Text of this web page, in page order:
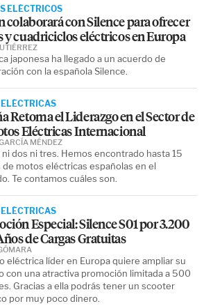
ELÉCTRICOS
colaborará con Silence para ofrecer
y cuadriciclos eléctricos en Europa
japonesa ha llegado a un acuerdo de
con la española Silence.
ELÉCTRICAS
Retoma el Liderazgo en el Sector de
Eléctricas Internacional
ni dos ni tres. Hemos encontrado hasta 15
de motos eléctricas españolas en el
Te contamos cuáles son.
MÉNDEZ
ELÉCTRICAS
Especial: Silence S01 por 3.200
de Cargas Gratuitas
eléctrica líder en Europa quiere ampliar su
con una atractiva promoción limitada a 500
Gracias a ella podrás tener un scooter
por muy poco dinero.